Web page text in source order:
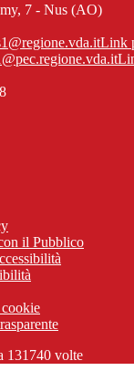
7 - Nus (AO)
Link
il Pubblico
cookie
131740 volte